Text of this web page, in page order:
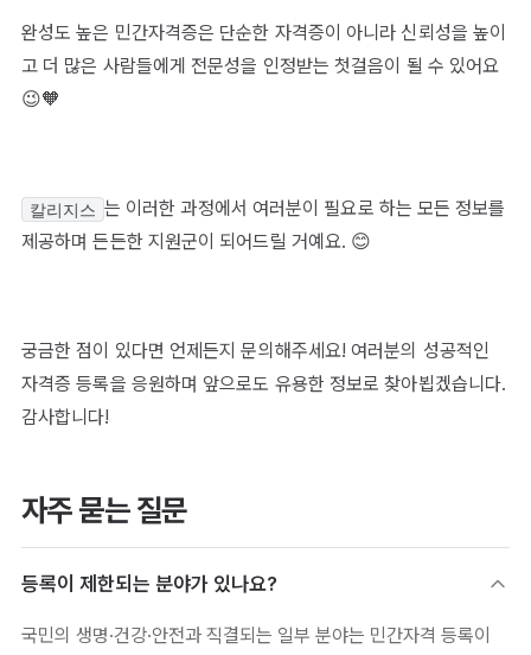
완성도 높은 민간자격증은 단순한 자격증이 아니라 신뢰성을 높이
고 더 많은 사람들에게 전문성을 인정받는 첫걸음이 될 수 있어요
😉🧡
칼리지스 는 이러한 과정에서 여러분이 필요로 하는 모든 정보를
제공하며 든든한 지원군이 되어드릴 거예요. 😊
궁금한 점이 있다면 언제든지 문의해주세요! 여러분의 성공적인
자격증 등록을 응원하며 앞으로도 유용한 정보로 찾아뵙겠습니다.
감사합니다!
자주 묻는 질문
등록이 제한되는 분야가 있나요?
국민의 생명·건강·안전과 직결되는 일부 분야는 민간자격 등록이